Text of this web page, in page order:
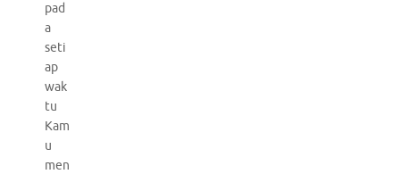
pad
a
seti
ap
wak
tu
Kam
u
men